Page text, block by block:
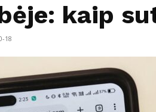
kaip
18